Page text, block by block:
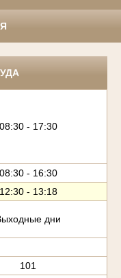
08:30 - 17:30
08:30 - 16:30
12:30 - 13:18
дни
101